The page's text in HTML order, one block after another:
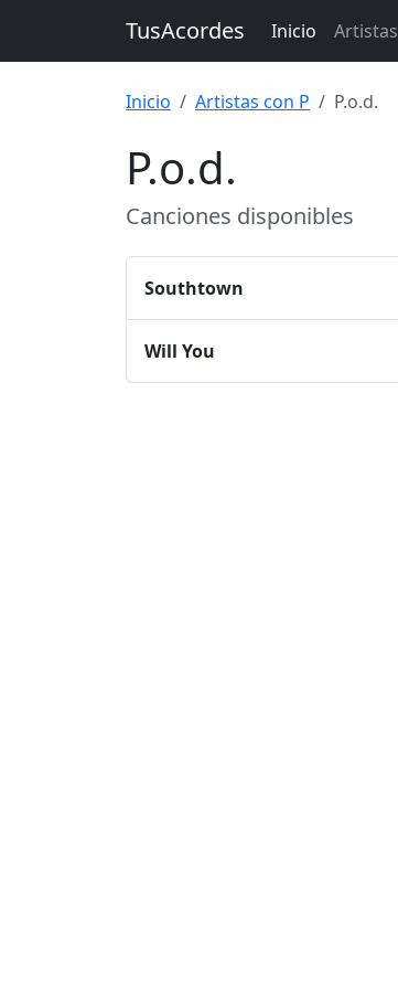
TusAcordes Inicio Artistas
Inicio Artistas con P P.o.d.
P.o.d.
Canciones disponibles
Southtown
Will You